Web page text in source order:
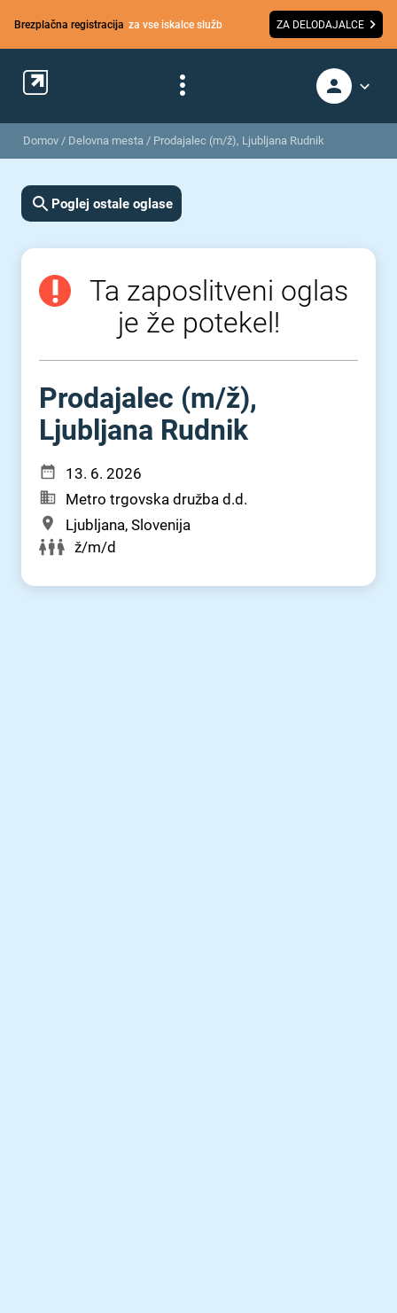
Brezplačna registracija za vse iskalce služb ZA DELODAJALCE
Domov / Delovna mesta / Prodajalec (m/ž), Ljubljana Rudnik
Poglej ostale oglase
Ta zaposlitveni oglas
je že potekel!
Prodajalec (m⁠/⁠ž),
Ljubljana Rudnik
13. 6. 2026
Metro trgovska družba d.d.
Ljubljana, Slovenija
ž/m/d